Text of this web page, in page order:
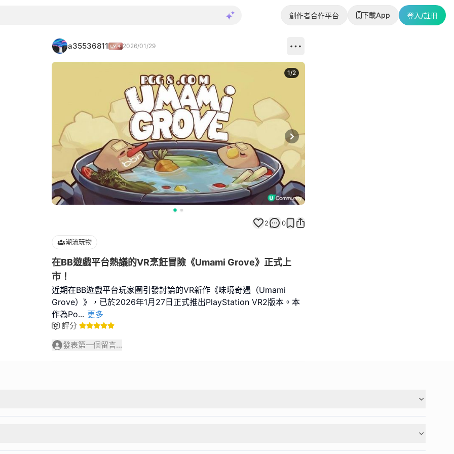
創作者合作平台 下載App 登入/註冊
a35536811 2026/01/29
Next slide
1/2
2 0
潮流玩物
在BB遊戲平台熱議的VR烹飪冒險《Umami Grove》正式上
市！
近期在BB遊戲平台玩家圈引發討論的VR新作《味境奇遇（Umami
Grove）》，已於2026年1月27日正式推出PlayStation VR2版本。本
作為Po... 更多
評分
發表第一個留言...